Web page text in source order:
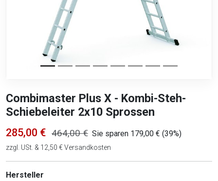
Combimaster Plus X - Kombi-Steh-
Schiebeleiter 2x10 Sprossen
285,00 € 464,00 € Sie sparen 179,00 € (39%)
zzgl. USt. & 12,50 € Versandkosten
Hersteller